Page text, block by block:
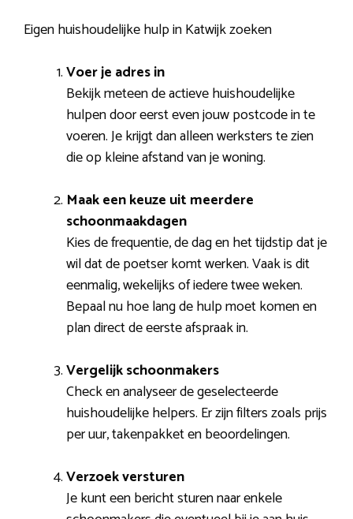
Eigen huishoudelijke hulp in Katwijk zoeken
Voer je adres in
Bekijk meteen de actieve huishoudelijke
hulpen door eerst even jouw postcode in te
voeren. Je krijgt dan alleen werksters te zien
die op kleine afstand van je woning.
Maak een keuze uit meerdere
schoonmaakdagen
Kies de frequentie, de dag en het tijdstip dat je
wil dat de poetser komt werken. Vaak is dit
eenmalig, wekelijks of iedere twee weken.
Bepaal nu hoe lang de hulp moet komen en
plan direct de eerste afspraak in.
Vergelijk schoonmakers
Check en analyseer de geselecteerde
huishoudelijke helpers. Er zijn filters zoals prijs
per uur, takenpakket en beoordelingen.
Verzoek versturen
Je kunt een bericht sturen naar enkele